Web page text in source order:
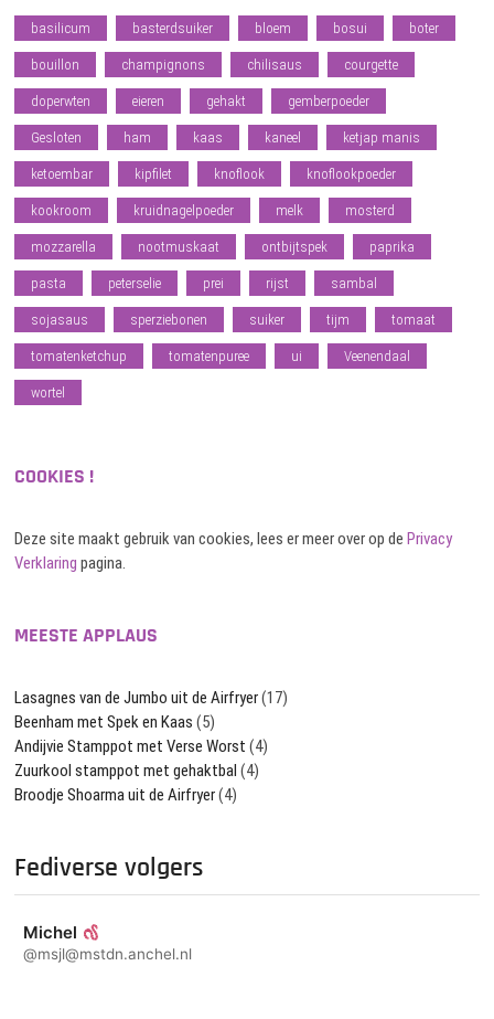
basilicum basterdsuiker bloem bosui boter
bouillon champignons chilisaus courgette
doperwten eieren gehakt gemberpoeder
Gesloten ham kaas kaneel ketjap manis
ketoembar kipfilet knoflook knoflookpoeder
kookroom kruidnagelpoeder melk mosterd
mozzarella nootmuskaat ontbijtspek paprika
pasta peterselie prei rijst sambal
sojasaus sperziebonen suiker tijm tomaat
tomatenketchup tomatenpuree ui Veenendaal
wortel
COOKIES !
Deze site maakt gebruik van cookies, lees er meer over op dePrivacy
Verklaring pagina.
MEESTE APPLAUS
Lasagnes van de Jumbo uit de Airfryer(17)
Beenham met Spek en Kaas (5)
Andijvie Stamppot met Verse Worst (4)
Zuurkool stamppot met gehaktbal (4)
Broodje Shoarma uit de Airfryer(4)
Fediverse volgers
Michel
@msjl@mstdn.anchel.nl